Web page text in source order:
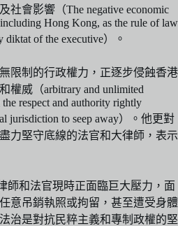
會影響（The negative economic
Hong Kong, as the rule of law
diktat of the executive）。
限制的行政權力，正逐步侵蝕香港
威（arbitrary and unlimited
respect and authority rightly
jurisdiction to seep away）。他更對
力堅守底線的法官和大律師，表示
師和法官現時正面臨巨大壓力，面
意吊銷執照或拘留，甚至遭受身體
治是對抗民粹主義和專制政權的堅